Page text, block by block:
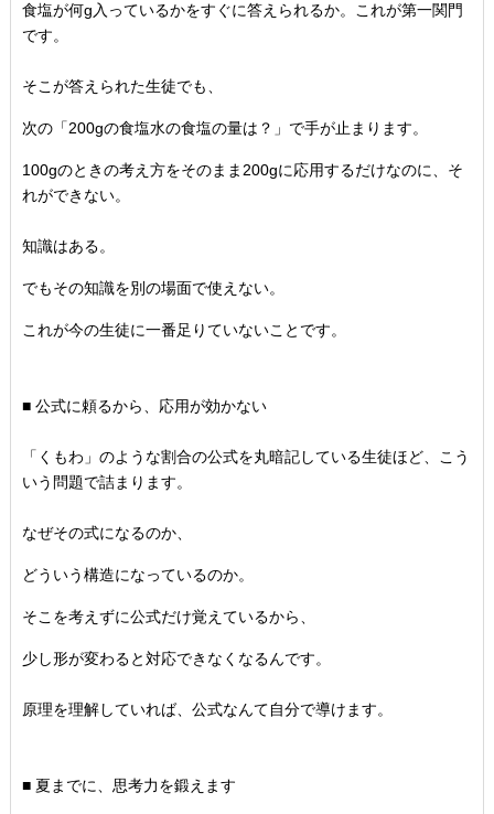
食塩が何g入っているかをすぐに答えられるか。
これが第一関門
です。
そこが答えられた生徒でも、
次の「200gの食塩水の食塩の量は？」で手が止まります。
100gのときの考え方をそのまま200gに応用するだけなのに
、そ
れができない。
知識はある。
でもその知識を別の場面で使えない。
これが今の生徒に一番足りていないことです。
■ 公式に頼るから、応用が効かない
「くもわ」のような割合の公式を丸暗記している生徒ほど、
こう
いう問題で詰まります。
なぜその式になるのか、
どういう構造になっているのか。
そこを考えずに公式だけ覚えているから、
少し形が変わると対応できなくなるんです。
原理を理解していれば、公式なんて自分で導けます。
■ 夏までに、思考力を鍛えます